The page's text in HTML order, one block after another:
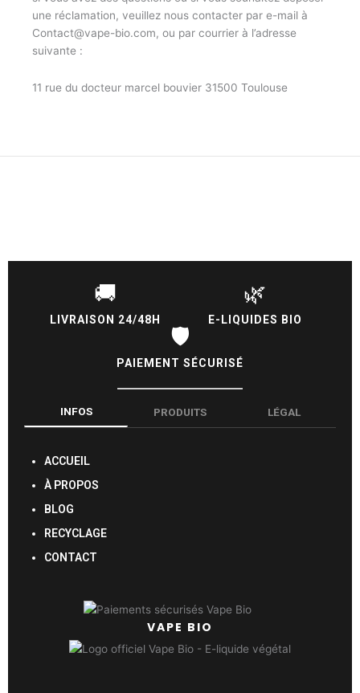
une réclamation, veuillez nous contacter par e-mail à
Contact@vape-bio.com, ou par courrier à l’adresse
suivante :
11 rue du docteur marcel bouvier 31500 Toulouse
🚚
LIVRAISON 24/48H
🌿
E-LIQUIDES BIO
🛡️
PAIEMENT SÉCURISÉ
INFOS PRODUITS LÉGAL
ACCUEIL
À PROPOS
BLOG
RECYCLAGE
CONTACT
VAPE BIO